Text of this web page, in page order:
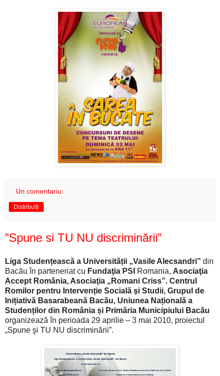
Un comentariu:
Distribuiți
”Spune si TU NU discriminării”
Liga Studențească a Universității „Vasile Alecsandri” din
Bacău în parteneriat cu Fundaţia PSI Romania, Asociaţia
Accept România, Asociaţia „Romani Criss”. Centrul
Romilor pentru Intervenție Socială şi Studii, Grupul de
Inițiativă Basarabeană Bacău, Uniunea Națională a
Studenților din România și Primăria Municipiului Bacău
organizează în perioada 29 aprilie – 3 mai 2010, proiectul
„Spune şi TU NU discriminării”.